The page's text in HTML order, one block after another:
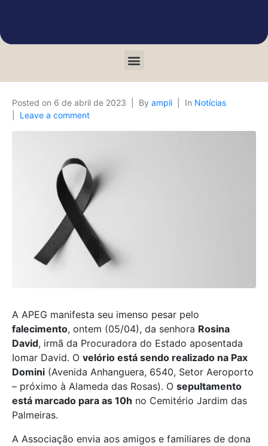
Posted on 6 de abril de 2023 By ampli In Notícias
Leave a comment
A APEG manifesta seu imenso pesar pelo
falecimento, ontem (05/04), da senhora Rosina
David, irmã da Procuradora do Estado aposentada
Iomar David. O velório está sendo realizado na Pax
Domini (Avenida Anhanguera, 6540, Setor Aeroporto
– próximo à Alameda das Rosas). O sepultamento
está marcado para as 10h no Cemitério Jardim das
Palmeiras.
A Associação envia aos amigos e familiares de dona